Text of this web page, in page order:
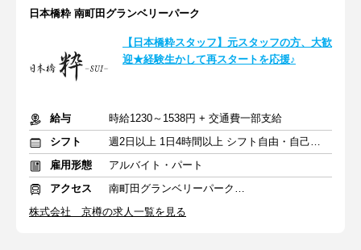
日本橋粋 南町田グランベリーパーク
【日本橋粋スタッフ】元スタッフの方、大歓
迎★経験生かして再スタートを応援♪
給与
時給1230～1538円 + 交通費一部支給
シフト
週2日以上 1日4時間以上 シフト自由・自己申告
雇用形態
アルバイト・パート
アクセス
南町田グランベリーパーク駅 徒歩4分
株式会社 京樽の求人一覧を見る